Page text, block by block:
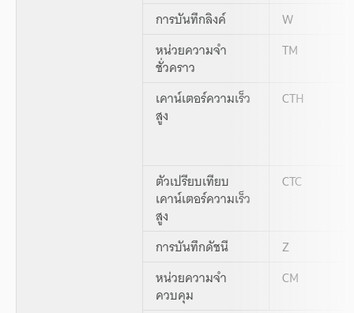
การบันทึกลิงค์
W
หน่วยความจำ
ชั่วคราว
TM
เคาน์เตอร์ความเร็ว
สูง
CTH
ตัวเปรียบเทียบ
เคาน์เตอร์ความเร็ว
สูง
CTC
การบันทึกดัชนี
Z
หน่วยความจำ
ควบคุม
CM